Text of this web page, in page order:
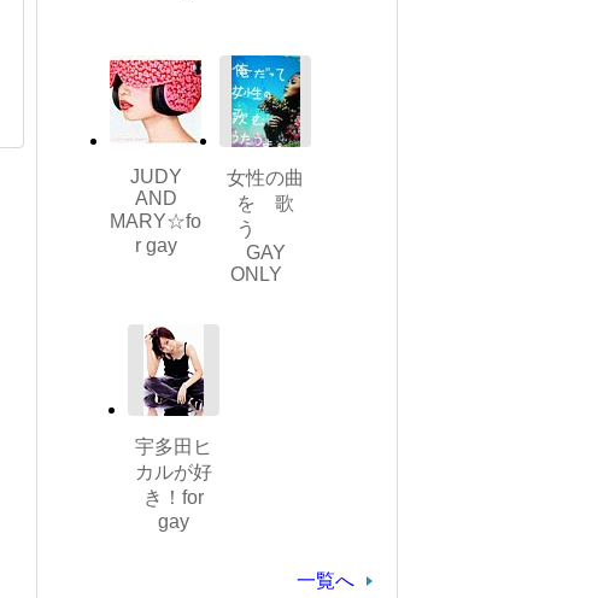
JUDY
AND
MARY☆fo
r gay
女性の曲
を 歌
う
GAY
ONLY
宇多田ヒ
カルが好
き！for
gay
一覧へ